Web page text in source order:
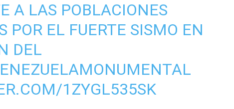
A LAS POBLACIONES
POR EL FUERTE SISMO EN
DEL
1ZYGL535SK